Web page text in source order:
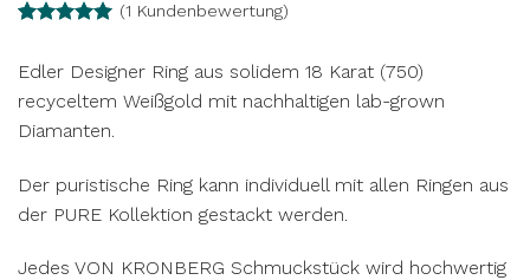
von 5,
basierend
Kundenbewertung
(1 Kundenbewertung)
Edler Designer Ring aus solidem 18 Karat (750)
recyceltem Weißgold mit nachhaltigen lab-grown
Diamanten.
Der puristische Ring kann individuell mit allen Ringen aus
der PURE Kollektion gestackt werden.
Jedes VON KRONBERG Schmuckstück wird hochwertig